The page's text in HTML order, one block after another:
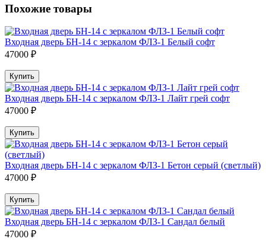
Похожие товары
Входная дверь БН-14 с зеркалом ФЛЗ-1 Белый софт
47000 ₽
Купить
Входная дверь БН-14 с зеркалом ФЛЗ-1 Лайт грей софт
47000 ₽
Купить
Входная дверь БН-14 с зеркалом ФЛЗ-1 Бетон серый (светлый)
47000 ₽
Купить
Входная дверь БН-14 с зеркалом ФЛЗ-1 Сандал белый
47000 ₽